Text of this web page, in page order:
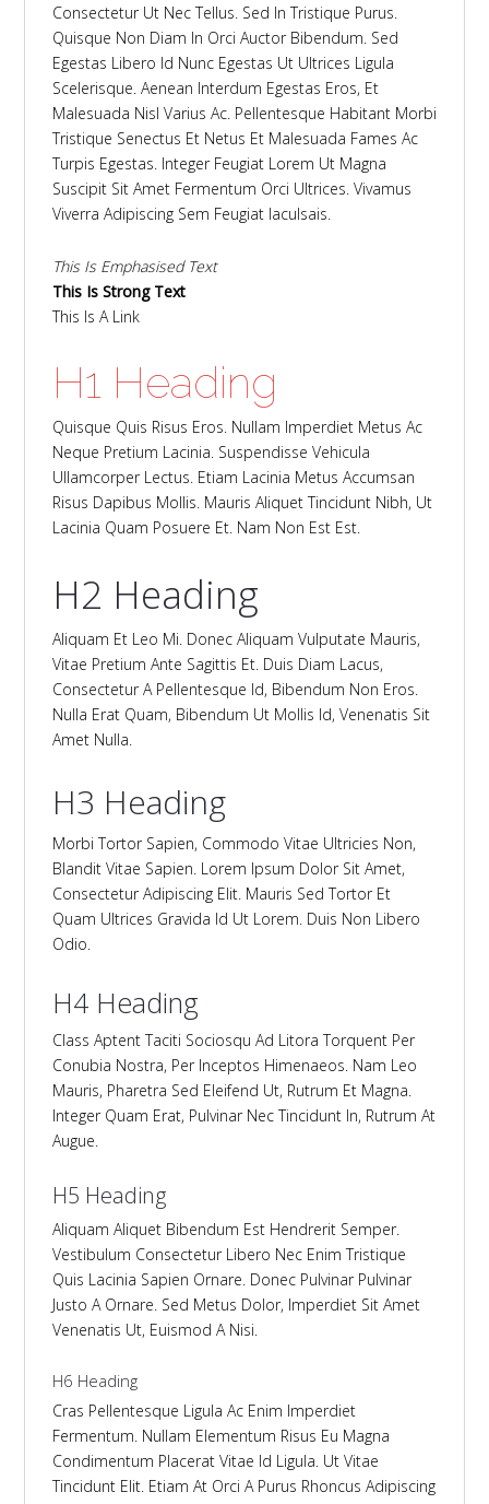
Consectetur Ut Nec Tellus. Sed In Tristique Purus.
Quisque Non Diam In Orci Auctor Bibendum. Sed
Egestas Libero Id Nunc Egestas Ut Ultrices Ligula
Scelerisque. Aenean Interdum Egestas Eros, Et
Malesuada Nisl Varius Ac. Pellentesque Habitant Morbi
Tristique Senectus Et Netus Et Malesuada Fames Ac
Turpis Egestas. Integer Feugiat Lorem Ut Magna
Suscipit Sit Amet Fermentum Orci Ultrices. Vivamus
Viverra Adipiscing Sem Feugiat Iaculsais.
This Is Emphasised Text
This Is Strong Text
This Is A Link
H1 Heading
Quisque Quis Risus Eros. Nullam Imperdiet Metus Ac
Neque Pretium Lacinia. Suspendisse Vehicula
Ullamcorper Lectus. Etiam Lacinia Metus Accumsan
Risus Dapibus Mollis. Mauris Aliquet Tincidunt Nibh, Ut
Lacinia Quam Posuere Et. Nam Non Est Est.
H2 Heading
Aliquam Et Leo Mi. Donec Aliquam Vulputate Mauris,
Vitae Pretium Ante Sagittis Et. Duis Diam Lacus,
Consectetur A Pellentesque Id, Bibendum Non Eros.
Nulla Erat Quam, Bibendum Ut Mollis Id, Venenatis Sit
Amet Nulla.
H3 Heading
Morbi Tortor Sapien, Commodo Vitae Ultricies Non,
Blandit Vitae Sapien. Lorem Ipsum Dolor Sit Amet,
Consectetur Adipiscing Elit. Mauris Sed Tortor Et
Quam Ultrices Gravida Id Ut Lorem. Duis Non Libero
Odio.
H4 Heading
Class Aptent Taciti Sociosqu Ad Litora Torquent Per
Conubia Nostra, Per Inceptos Himenaeos. Nam Leo
Mauris, Pharetra Sed Eleifend Ut, Rutrum Et Magna.
Integer Quam Erat, Pulvinar Nec Tincidunt In, Rutrum At
Augue.
H5 Heading
Aliquam Aliquet Bibendum Est Hendrerit Semper.
Vestibulum Consectetur Libero Nec Enim Tristique
Quis Lacinia Sapien Ornare. Donec Pulvinar Pulvinar
Justo A Ornare. Sed Metus Dolor, Imperdiet Sit Amet
Venenatis Ut, Euismod A Nisi.
H6 Heading
Cras Pellentesque Ligula Ac Enim Imperdiet
Fermentum. Nullam Elementum Risus Eu Magna
Condimentum Placerat Vitae Id Ligula. Ut Vitae
Tincidunt Elit. Etiam At Orci A Purus Rhoncus Adipiscing